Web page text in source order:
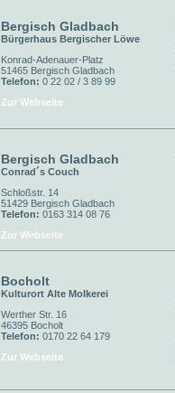
Bergisch Gladbach
Bürgerhaus Bergischer Löwe
Konrad-Adenauer-Platz
51465 Bergisch Gladbach
Telefon: 0 22 02 / 3 89 99
Zur Webseite
Bergisch Gladbach
Conrad´s Couch
Schloßstr. 14
51429 Bergisch Gladbach
Telefon: 0163 314 08 76
Zur Webseite
Bocholt
Kulturort Alte Molkerei
Werther Str. 16
46395 Bocholt
Telefon: 0170 22 64 179
Zur Webseite